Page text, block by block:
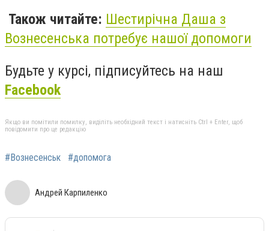
Також читайте: Шестирічна Даша з
Вознесенська потребує нашої допомоги
Будьте у курсі, підписуйтесь на наш
Facebook
Якщо ви помітили помилку, виділіть необхідний текст і натисніть Ctrl + Enter, щоб
повідомити про це редакцію
#Вознесенськ #допомога
Андрей Карпиленко